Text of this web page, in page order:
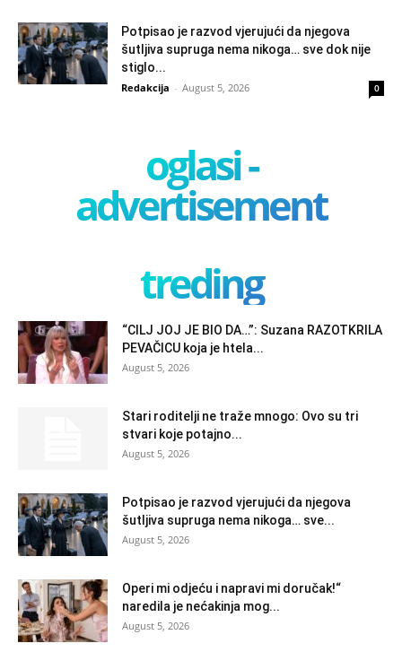
Potpisao je razvod vjerujući da njegova
šutljiva supruga nema nikoga… sve dok nije
stiglo...
Redakcija - August 5, 2026 0
oglasi -
advertisement
treding
“CILJ JOJ JE BIO DA…”: Suzana RAZOTKRILA
PEVAČICU koja je htela...
August 5, 2026
Stari roditelji ne traže mnogo: Ovo su tri
stvari koje potajno...
August 5, 2026
Potpisao je razvod vjerujući da njegova
šutljiva supruga nema nikoga… sve...
August 5, 2026
Operi mi odjeću i napravi mi doručak!“
naredila je nećakinja mog...
August 5, 2026